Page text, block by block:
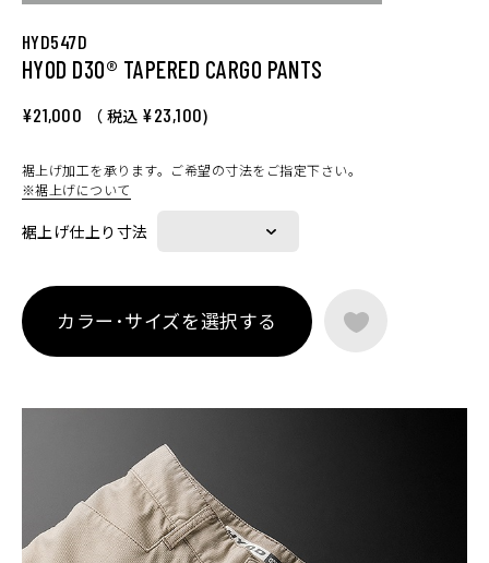
HYD547D
HYOD D3O® TAPERED CARGO PANTS
¥21,000 （ 税込 ¥23,100)
裾上げ加工を承ります。ご希望の寸法をご指定下さい。
※裾上げについて
裾上げ仕上り寸法
カラー･サイズを選択する